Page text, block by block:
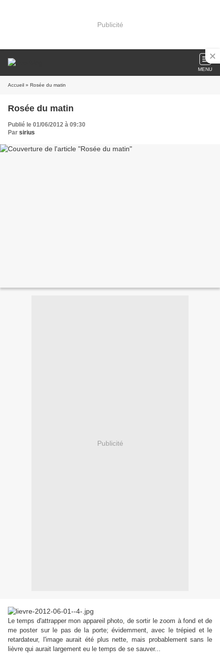
Publicité
MENU
Accueil » Rosée du matin
Rosée du matin
Publié le 01/06/2012 à 09:30
Par sirius
Publicité
Le temps d'attrapper mon appareil photo, de sortir le zoom à fond et de
me poster sur le pas de la porte; évidemment, avec le trépied et le
retardateur, l'image aurait été plus nette, mais probablement sans le
lièvre qui aurait largement eu le temps de se sauver...